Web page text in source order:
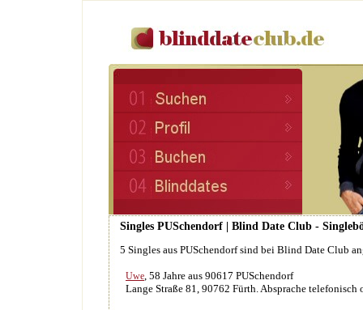
Singles PUSchendorf | Blind Date Club -
5 Singles aus PUSchendorf sind bei Blind Date Club
Uwe, 58 Jahre aus 90617 PUSchendorf
Lange Straße 81, 90762 Fürth. Absprache telefonisch